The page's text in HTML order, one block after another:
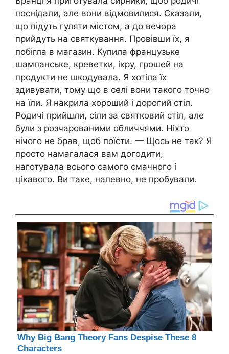
поснідали, але вони відмовилися. Сказали,
що підуть гуляти містом, а до вечора
прийдуть на святкування. Провівши їх, я
побігла в магазин. Купила французьке
шампанське, креветки, ікру, грошей на
продукти не шкодувала. Я хотіла їх
здивувати, тому що в селі вони такого точно
на їли. Я накрила хороший і дорогий стіл.
Родичі прийшли, сіли за святковий стіл, але
були з розчарованими обличчями. Ніхто
нічого не брав, щоб поїсти. — Щось не так? Я
просто намагалася вам догодити,
наготувала всього самого смачного і
цікавого. Ви таке, напевно, не пробували.